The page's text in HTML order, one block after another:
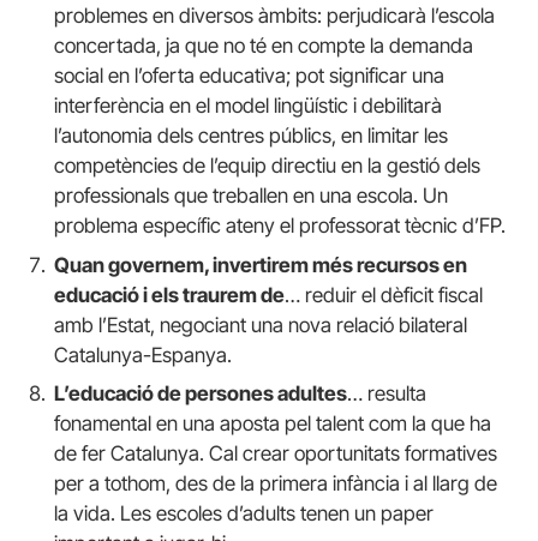
problemes en diversos àmbits: perjudicarà l’escola
concertada, ja que no té en compte la demanda
social en l’oferta educativa; pot significar una
interferència en el model lingüístic i debilitarà
l’autonomia dels centres públics, en limitar les
competències de l’equip directiu en la gestió dels
professionals que treballen en una escola. Un
problema específic ateny el professorat tècnic d’FP.
Quan governem, invertirem més recursos en
educació i els traurem de… reduir el dèficit fiscal
amb l’Estat, negociant una nova relació bilateral
Catalunya-Espanya.
L’educació de persones adultes… resulta
fonamental en una aposta pel talent com la que ha
de fer Catalunya. Cal crear oportunitats formatives
per a tothom, des de la primera infància i al llarg de
la vida. Les escoles d’adults tenen un paper